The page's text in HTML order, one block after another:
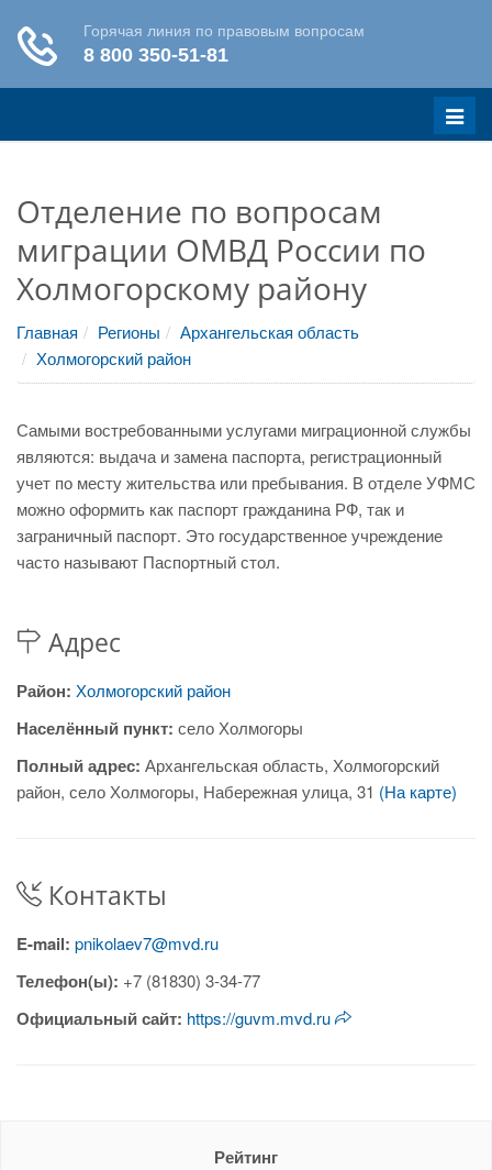
Меню
Отделение по вопросам
миграции ОМВД России по
Холмогорскому району
Главная Регионы
Архангельская область
Холмогорский район
Самыми востребованными услугами миграционной службы
являются: выдача и замена паспорта, регистрационный
учет по месту жительства или пребывания. В отделе УФМС
можно оформить как паспорт гражданина РФ, так и
заграничный паспорт. Это государственное учреждение
часто называют Паспортный стол.
Адрес
Район: Холмогорский район
Населённый пункт: село Холмогоры
Полный адрес: Архангельская область, Холмогорский
район, село Холмогоры, Набережная улица, 31 (На карте)
Контакты
E-mail: pnikolaev7@mvd.ru
Телефон(ы): +7 (81830) 3-34-77
Официальный сайт: https://guvm.mvd.ru
Рейтинг